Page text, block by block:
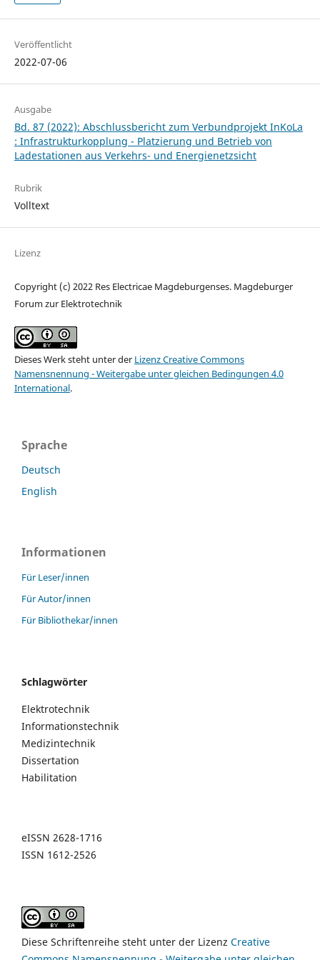
Veröffentlicht
2022-07-06
Ausgabe
Bd. 87 (2022): Abschlussbericht zum Verbundprojekt InKoLa
: Infrastrukturkopplung - Platzierung und Betrieb von
Ladestationen aus Verkehrs- und Energienetzsicht
Rubrik
Volltext
Lizenz
Copyright (c) 2022 Res Electricae Magdeburgenses. Magdeburger
Forum zur Elektrotechnik
Dieses Werk steht unter der Lizenz Creative Commons
Namensnennung - Weitergabe unter gleichen Bedingungen 4.0
International.
Sprache
Deutsch
English
Informationen
Für Leser/innen
Für Autor/innen
Für Bibliothekar/innen
Schlagwörter
Elektrotechnik
Informationstechnik
Medizintechnik
Dissertation
Habilitation
eISSN 2628-1716
ISSN 1612-2526
Diese Schriftenreihe steht unter der Lizenz Creative